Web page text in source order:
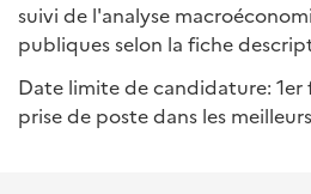
suivi de l'analyse
publiques selon la fiche
Date limite de candidature: 1er
prise de poste dans les